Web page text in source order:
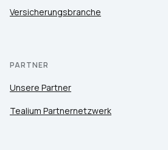
Versicherungsbranche
PARTNER
Unsere Partner
Tealium Partnernetzwerk